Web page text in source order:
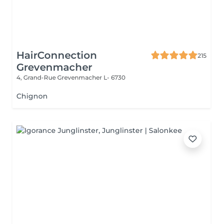
HairConnection
Grevenmacher
215
4, Grand-Rue Grevenmacher L- 6730
Chignon